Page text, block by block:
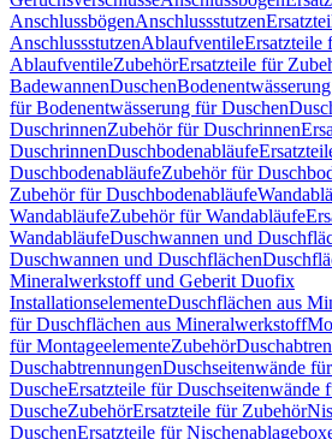
AnschlussbögenAnschlussstutzen
AnschlussstutzenAblaufventileErsatzteile
AblaufventileZubehörErsatzteile für
BadewannenDuschen
für Bodenentwässerung für Duschen
DuschrinnenZubehör für Duschrinnen
DuschrinnenDuschbodenabläufe
DuschbodenabläufeZubehör für
Zubehör für Duschbodenabläufe
WandabläufeZubehör für Wandabläufe
WandabläufeDuschwannen und
Duschwannen und Duschflächen
Mineralwerkstoff und Geberit Duofix
InstallationselementeDuschflächen aus
für Duschflächen aus Mineralwerkstoff
für MontageelementeZubehör
DuschabtrennungenDuschseitenwände
DuscheErsatzteile für Duschseitenwände
DuscheZubehörErsatzteile für Zubehör
DuschenErsatzteile für